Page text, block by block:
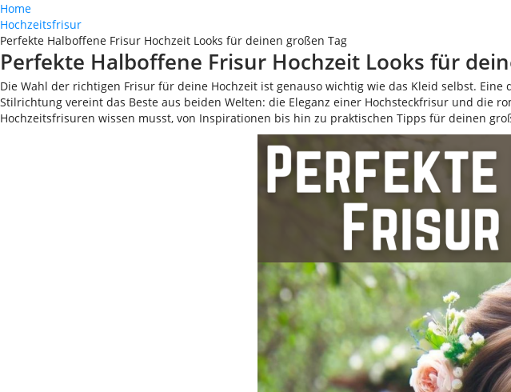
Home
Hochzeitsfrisur
Perfekte Halboffene Frisur Hochzeit Looks für deinen großen Tag
Perfekte Halboffene Frisur Hochzeit Looks für
Die Wahl der richtigen Frisur für deine Hochzeit ist genauso wichtig wie das Kleid selbst.
Stilrichtung vereint das Beste aus beiden Welten: die Eleganz einer Hochsteckfrisur und die
Hochzeitsfrisuren wissen musst, von Inspirationen bis hin zu praktischen Tipps für deinen